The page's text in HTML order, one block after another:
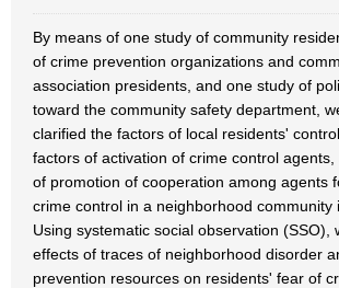
By means of one study of community
of crime prevention organizations and
association presidents, and one study of
toward the community safety department,
clarified the factors of local residents'
factors of activation of crime control
of promotion of cooperation among agents
crime control in a neighborhood community
Using systematic social observation (SSO),
effects of traces of neighborhood disorder
prevention resources on residents' fear of